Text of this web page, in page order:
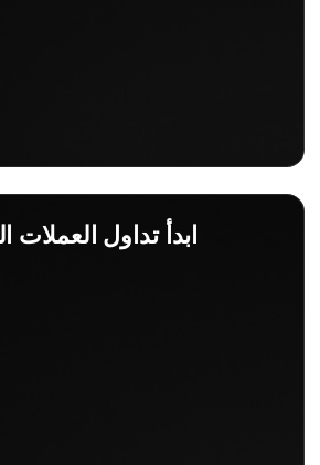
ابدأ تداول العملات